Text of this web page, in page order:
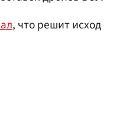
, что решит исход